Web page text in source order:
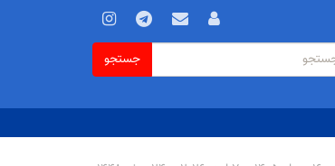
جستجو